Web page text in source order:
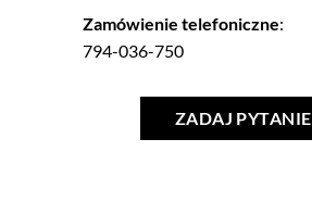
Zamówienie telefoniczne:
794-036-750
ZADAJ PYTANIE